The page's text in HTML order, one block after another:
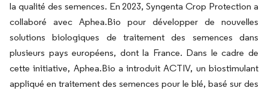
la qualité des semences. En 2023, Syngenta Crop Protection a
collaboré avec Aphea.Bio pour développer de nouvelles
solutions biologiques de traitement des semences dans
plusieurs pays européens, dont la France. Dans le cadre de
cette initiative, Aphea.Bio a introduit ACTIV, un biostimulant
appliqué en traitement des semences pour le blé, basé sur des